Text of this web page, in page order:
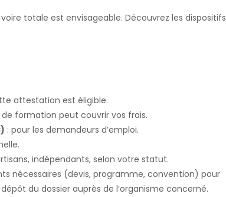
totale est envisageable. Découvrez les dispositifs
attestation est éligible.
de formation peut couvrir vos frais.
: pour les demandeurs d’emploi.
indépendants, selon votre statut.
nécessaires (devis, programme, convention) pour
du dossier auprès de l’organisme concerné.